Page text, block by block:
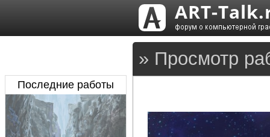
» Просмотр
Последние работы